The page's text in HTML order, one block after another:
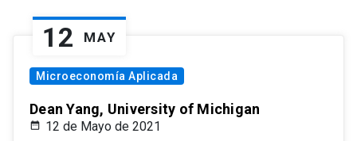
12 MAY
Microeconomía Aplicada
Dean Yang, University of Michigan
12 de Mayo de 2021